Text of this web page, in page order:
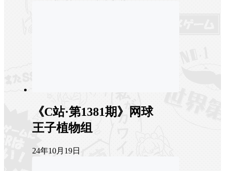
《C站·第1381期》网球
王子植物组
24年10月19日